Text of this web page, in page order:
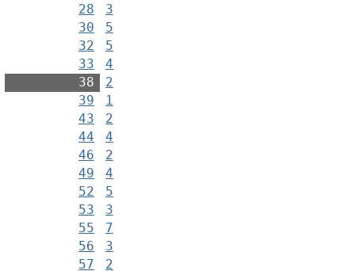
28
3
30
5
32
5
33
4
38
2
39
1
43
2
44
4
46
2
49
4
52
5
53
3
55
7
56
3
57
2